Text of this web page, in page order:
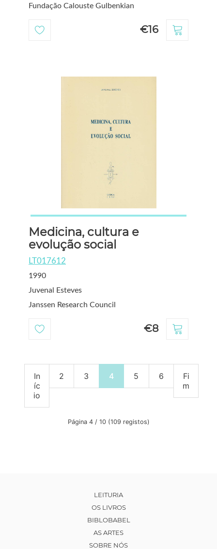
Fundação Calouste Gulbenkian
€16
Medicina, cultura e
evolução social
LT017612
1990
Juvenal Esteves
Janssen Research Council
€8
In
íc
io
2 3 4 5 6
Fi
m
Página 4 / 10 (109 registos)
LEITURIA
OS LIVROS
BIBLOBABEL
AS ARTES
SOBRE NÓS